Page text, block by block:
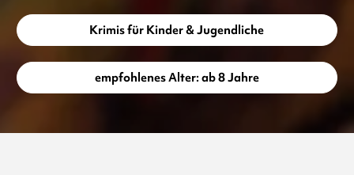
Krimis für Kinder & Jugendliche
empfohlenes Alter: ab 8 Jahre